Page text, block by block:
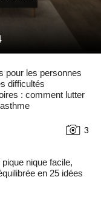
pour les personnes
difficultés
: comment lutter
3
nique facile,
en 25 idées